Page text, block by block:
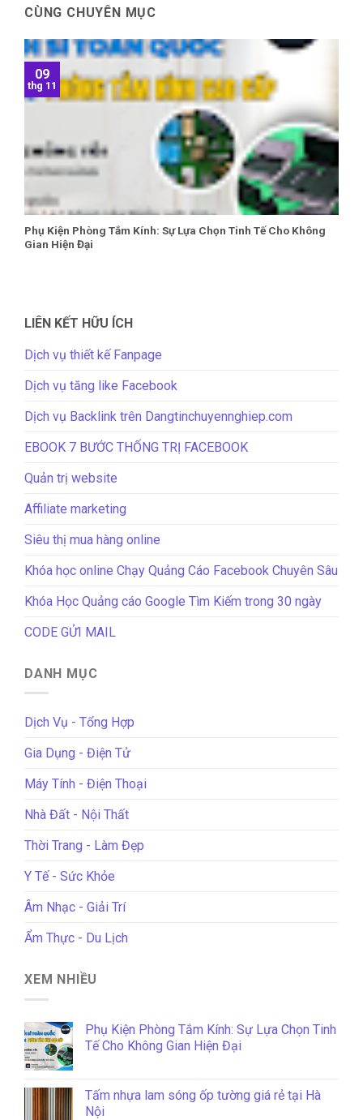
CÙNG CHUYÊN MỤC
Phụ Kiện Phòng Tắm Kính: Sự Lựa Chọn Tinh Tế Cho Không
Gian Hiện Đại
09
thg 11
LIÊN KẾT HỮU ÍCH
Dịch vụ thiết kế Fanpage
Dịch vụ tăng like Facebook
Dịch vụ Backlink trên Dangtinchuyennghiep.com
EBOOK 7 BƯỚC THỐNG TRỊ FACEBOOK
Quản trị website
Affiliate marketing
Siêu thị mua hàng online
Khóa học online Chạy Quảng Cáo Facebook Chuyên Sâu
Khóa Học Quảng cáo Google Tìm Kiếm trong 30 ngày
CODE GỬI MAIL
DANH MỤC
Dịch Vụ - Tổng Hợp
Gia Dụng - Điện Tử
Máy Tính - Điện Thoại
Nhà Đất - Nội Thất
Thời Trang - Làm Đẹp
Y Tế - Sức Khỏe
Âm Nhạc - Giải Trí
Ẩm Thực - Du Lịch
XEM NHIỀU
Phụ Kiện Phòng Tắm Kính: Sự Lựa Chọn Tinh
Tế Cho Không Gian Hiện Đại
Tấm nhựa lam sóng ốp tường giá rẻ tại Hà
Nội